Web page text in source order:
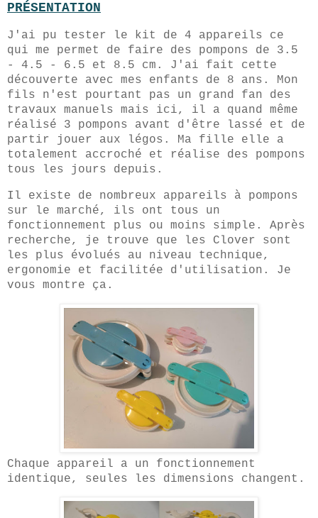
PRÉSENTATION
J'ai pu tester le kit de 4 appareils ce
qui me permet de faire des pompons de 3.5
- 4.5 - 6.5 et 8.5 cm. J'ai fait cette
découverte avec mes enfants de 8 ans. Mon
fils n'est pourtant pas un grand fan des
travaux manuels mais ici, il a quand même
réalisé 3 pompons avant d'être lassé et de
partir jouer aux légos. Ma fille elle a
totalement accroché et réalise des pompons
tous les jours depuis.
Il existe de nombreux appareils à pompons
sur le marché, ils ont tous un
fonctionnement plus ou moins simple. Après
recherche, je trouve que les Clover sont
les plus évolués au niveau technique,
ergonomie et facilitée d'utilisation. Je
vous montre ça.
Chaque appareil a un fonctionnement
identique, seules les dimensions changent.